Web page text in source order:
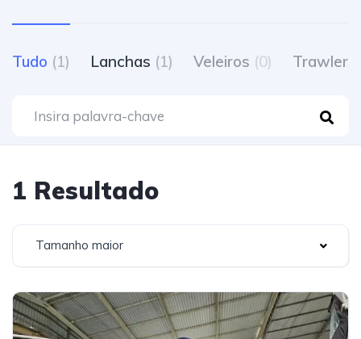
Tudo (1) Lanchas (1) Veleiros (0) Trawlers
1 Resultado
Tamanho maior